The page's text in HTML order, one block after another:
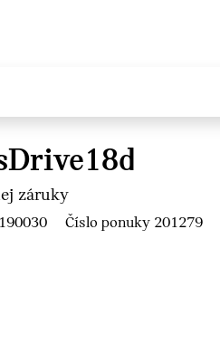
záruky
Číslo ponuky 201279